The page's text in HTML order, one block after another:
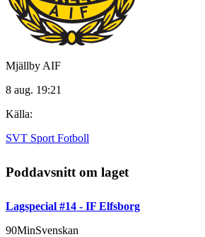
Mjällby AIF
8 aug. 19:21
Källa:
SVT Sport Fotboll
Poddavsnitt om laget
Lagspecial #14 - IF Elfsborg
90MinSvenskan